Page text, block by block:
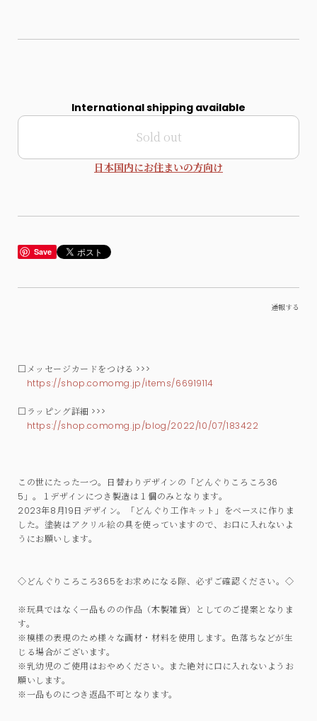
International shipping available
Sold out
日本国内にお住まいの方向け
Save
通報する
□メッセージカードをつける >>>
https://shop.comomg.jp/items/66919114
□ラッピング詳細 >>>
https://shop.comomg.jp/blog/2022/10/07/183422
この世にたった一つ。日替わりデザインの「どんぐりころころ36
5」。１デザインにつき製造は１個のみとなります。
2023年8月19日デザイン。「どんぐり工作キット」をベースに作りま
した。塗装はアクリル絵の具を使っていますので、お口に入れないよ
うにお願いします。
◇どんぐりころころ365をお求めになる際、必ずご確認ください。◇
※玩具ではなく一品ものの作品（木製雑貨）としてのご提案となりま
す。
※模様の表現のため様々な画材・材料を使用します。色落ちなどが生
じる場合がございます。
※乳幼児のご使用はおやめください。また絶対に口に入れないようお
願いします。
※一品ものにつき返品不可となります。